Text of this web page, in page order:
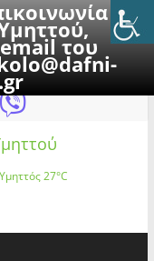
με
του
2026
Υμηττός27°C